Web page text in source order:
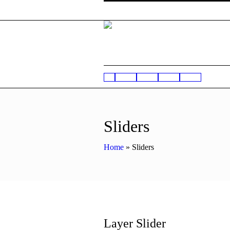
Sliders
Home » Sliders
Layer Slider